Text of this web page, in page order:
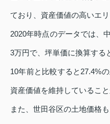
ており、資産価値の高いエリ
2020年時点のデータでは、
3万円で、坪単価に換算する
10年前と比較すると27.4%
資産価値を維持しているこ
また、世田谷区の土地価格